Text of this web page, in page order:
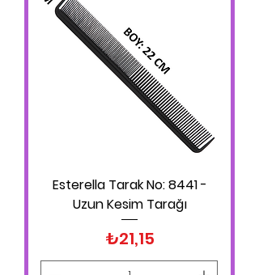
Esterella Tarak No: 8441 -
Uzun Kesim Tarağı
Fiyat
₺21,15